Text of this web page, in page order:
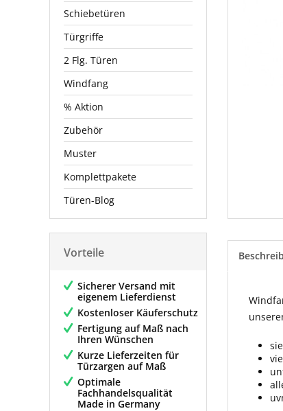
Schiebetüren
Türgriffe
2 Flg. Türen
Windfang
% Aktion
Zubehör
Muster
Komplettpakete
Türen-Blog
Vorteile
Sicherer Versand mit
eigenem Lieferdienst
Kostenloser Käuferschutz
Fertigung auf Maß nach
Ihren Wünschen
Kurze Lieferzeiten für
Türzargen auf Maß
Optimale
Fachhandelsqualität
Made in Germany